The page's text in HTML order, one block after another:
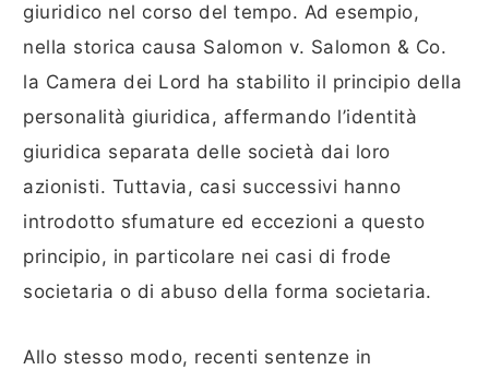
giuridico nel corso del tempo. Ad esempio,
nella storica causa Salomon v. Salomon & Co.
la Camera dei Lord ha stabilito il principio della
personalità giuridica, affermando l’identità
giuridica separata delle società dai loro
azionisti. Tuttavia, casi successivi hanno
introdotto sfumature ed eccezioni a questo
principio, in particolare nei casi di frode
societaria o di abuso della forma societaria.
Allo stesso modo, recenti sentenze in